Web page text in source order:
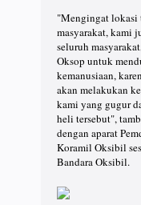
"Mengingat lokasi
masyarakat, kami
seluruh
Oksop untuk
kemanusiaan,
akan melakukan
kami yang gugur
heli tersebut",
dengan aparat
Koramil Oksibil
Bandara Oksibil.